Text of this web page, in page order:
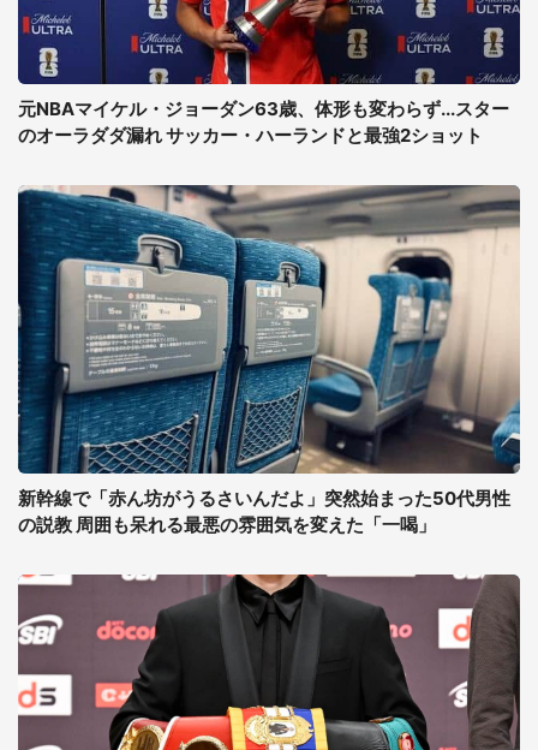
元NBAマイケル・ジョーダン63歳、体形も変わらず...スター
のオーラダダ漏れ サッカー・ハーランドと最強2ショット
新幹線で「赤ん坊がうるさいんだよ」突然始まった50代男性
の説教 周囲も呆れる最悪の雰囲気を変えた「一喝」